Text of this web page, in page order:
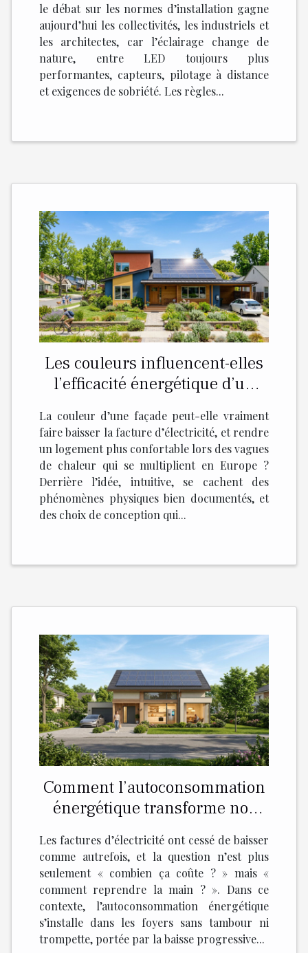
le débat sur les normes d’installation gagne
aujourd’hui les collectivités, les industriels et
les architectes, car l’éclairage change de
nature, entre LED toujours plus
performantes, capteurs, pilotage à distance
et exigences de sobriété. Les règles...
Les couleurs influencent-elles
l’efficacité énergétique d’un
La couleur d’une façade peut-elle vraiment
faire baisser la facture d’électricité, et rendre
un logement plus confortable lors des vagues
de chaleur qui se multiplient en Europe ?
Derrière l’idée, intuitive, se cachent des
phénomènes physiques bien documentés, et
des choix de conception qui...
Comment l’autoconsommation
énergétique transforme nos
Les factures d’électricité ont cessé de baisser
comme autrefois, et la question n’est plus
seulement « combien ça coûte ? » mais «
comment reprendre la main ? ». Dans ce
contexte, l’autoconsommation énergétique
s’installe dans les foyers sans tambour ni
trompette, portée par la baisse progressive...